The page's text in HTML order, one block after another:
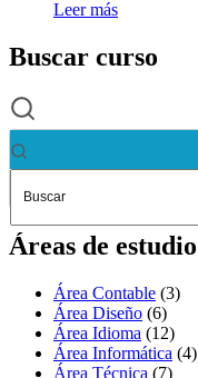
Leer más
Buscar curso
Áreas de estudio
Área Contable (3)
Área Diseño (6)
Área Idioma (12)
Área Informática (4)
Área Técnica (7)